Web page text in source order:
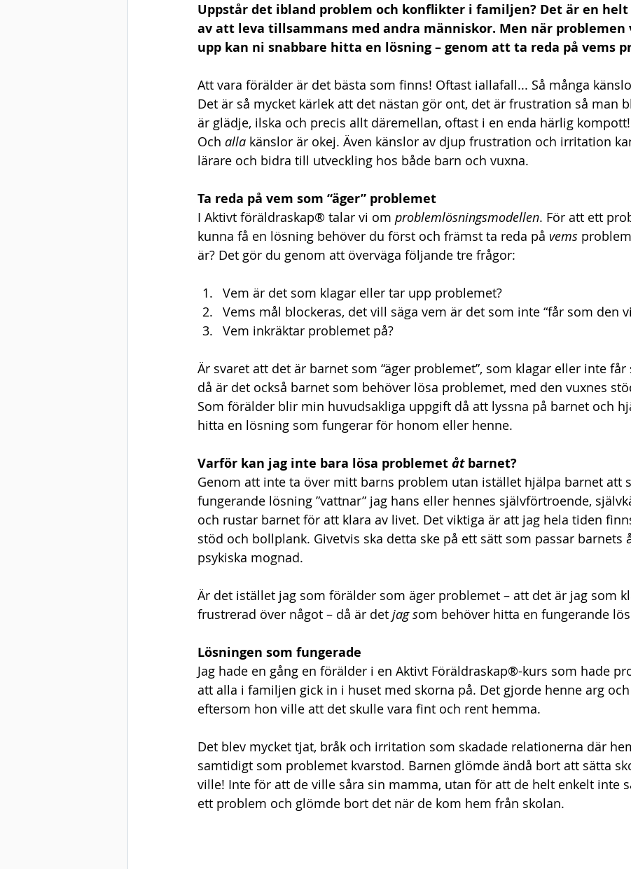
Uppstår det ibland problem och konflikter i familjen? Det är en
av att leva tillsammans med andra människor. Men när problemen
upp kan ni snabbare hitta en lösning – genom att ta reda på vems
Att vara förälder är det bästa som finns! Oftast iallafall... Så många
Det är så mycket kärlek att det nästan gör ont, det är frustration så man
är glädje, ilska och precis allt däremellan, oftast i en enda härlig kompott!
Och alla känslor är okej. Även känslor av djup frustration och irritation
lärare och bidra till utveckling hos både barn och vuxna.
Ta reda på vem som “äger” problemet
I Aktivt föräldraskap® talar vi om problemlösningsmodellen. För att ett
kunna få en lösning behöver du först och främst ta reda på vems
är? Det gör du genom att överväga följande tre frågor:
Vem är det som klagar eller tar upp problemet?
Vems mål blockeras, det vill säga vem är det som inte “får som den
Vem inkräktar problemet på?
Är svaret att det är barnet som “äger problemet”, som klagar eller inte
då är det också barnet som behöver lösa problemet, med den vuxnes
Som förälder blir min huvudsakliga uppgift då att lyssna på barnet och
hitta en lösning som fungerar för honom eller henne.
Varför kan jag inte bara lösa problemet åt barnet?
Genom att inte ta över mitt barns problem utan istället hjälpa barnet att
fungerande lösning ”vattnar” jag hans eller hennes självförtroende,
och rustar barnet för att klara av livet. Det viktiga är att jag hela tiden
stöd och bollplank. Givetvis ska detta ske på ett sätt som passar barnets
psykiska mognad.
Är det istället jag som förälder som äger problemet – att det är jag som
frustrerad över något – då är det jag som behöver hitta en fungerande
Lösningen som fungerade
Jag hade en gång en förälder i en Aktivt Föräldraskap®-kurs som hade
att alla i familjen gick in i huset med skorna på. Det gjorde henne arg
eftersom hon ville att det skulle vara fint och rent hemma.
Det blev mycket tjat, bråk och irritation som skadade relationerna där
samtidigt som problemet kvarstod. Barnen glömde ändå bort att sätta
ville! Inte för att de ville såra sin mamma, utan för att de helt enkelt inte
ett problem och glömde bort det när de kom hem från skolan.